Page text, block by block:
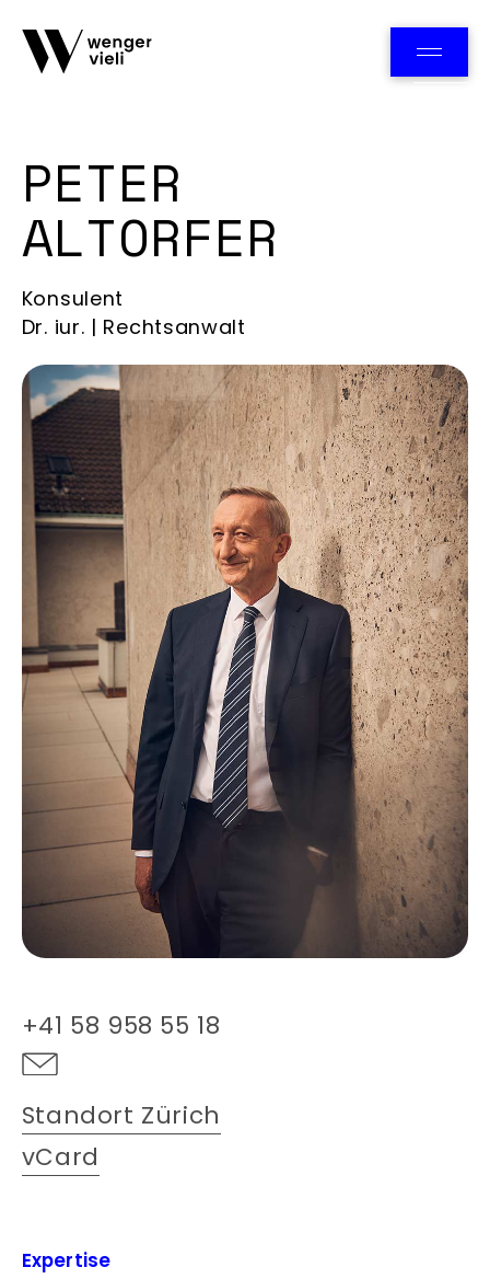
PETER
ALTORFER
Konsulent
Dr. iur. | Rechtsanwalt
+41 58 958 55 18
Standort Zürich
vCard
Expertise